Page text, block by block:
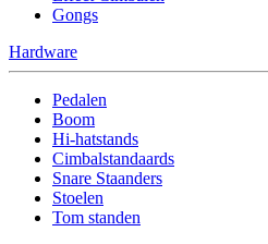
Gongs
Hardware
Pedalen
Boom
Hi-hatstands
Cimbalstandaards
Snare Staanders
Stoelen
Tom standen